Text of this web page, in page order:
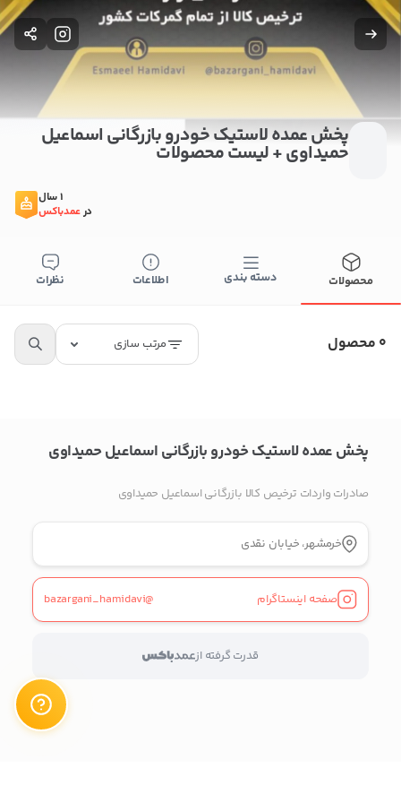
پخش عمده لاستیک خودرو بازرگانی اسماعیل
حمیداوی + لیست محصولات
1 سال
درعمدباکس
محصولات دسته بندی اطلاعات نظرات
0 محصول مرتب سازی
تلفن ثابت
پیام در تلگرام
پیام در واتس‌اپ
بدیهی است عمدباکس هیچ نوع مسئولیتی در قبال نداشته و
پخش عمده لاستیک خودرو بازرگانی اسماعیل حمیداوی
صادرات واردات ترخیص کالا بازرگانی اسماعیل حمیداوی
خرمشهر، خیابان نقدی
صفحه اینستاگرام @bazargani_hamidavi
قدرت گرفته از